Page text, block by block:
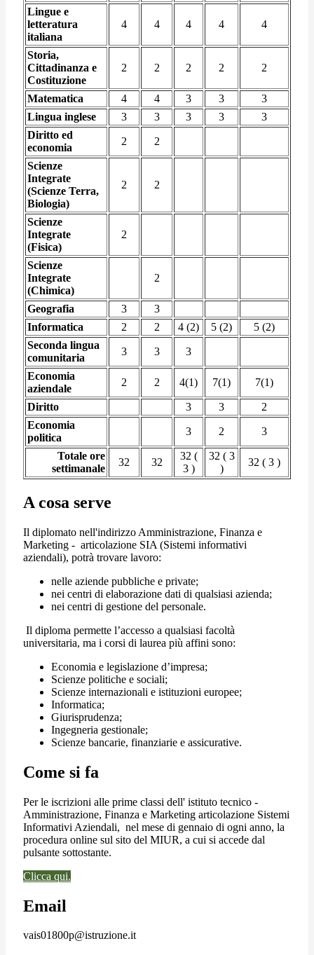
Lingue e
letteratura
italiana
4 4 4 4 4
Storia,
Cittadinanza e
Costituzione
2 2 2 2 2
Matematica 4 4 3 3
3
Lingua inglese
3 3 3 3
3
Diritto ed
economia
2 2
Scienze
Integrate
(Scienze Terra,
Biologia)
2 2
Scienze
Integrate
(Fisica)
2
Scienze
Integrate
(Chimica)
2
Geografia 3
3
Informatica
2 2 4 (2) 5 (2)
5 (2)
Seconda lingua
comunitaria
3 3 3
Economia
aziendale
2 2 4(1) 7(1) 7(1)
Diritto 3 3
2
Economia
politica
3 2 3
Totale ore
settimanale
32 32
32 (
3 )
32 ( 3
)
32 ( 3 )
A cosa serve
Il diplomato nell'indirizzo Amministrazione, Finanza e
Marketing - articolazione SIA (Sistemi informativi
aziendali), potrà trovare lavoro:
nelle aziende pubbliche e private;
nei centri di elaborazione dati di qualsiasi azienda;
nei centri di gestione del personale.
Il diploma permette l’accesso a qualsiasi facoltà
universitaria, ma i corsi di laurea più affini sono:
Economia e legislazione d’impresa;
Scienze politiche e sociali;
Scienze internazionali e istituzioni europee;
Informatica;
Giurisprudenza;
Ingegneria gestionale;
Scienze bancarie, finanziarie e assicurative.
Come si fa
Per le iscrizioni alle prime classi dell' istituto tecnico -
Amministrazione, Finanza e Marketing articolazione Sistemi
Informativi Aziendali, nel mese di gennaio di ogni anno, la
procedura online sul sito del MIUR, a cui si accede dal
pulsante sottostante.
Clicca qui.
Email
vais01800p@istruzione.it